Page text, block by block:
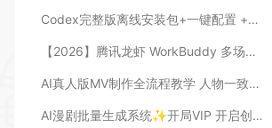
Codex完整版离线安装包+一键配置 +进阶ccswitch 软件包+基础引导教程
【2026】腾讯龙虾 WorkBuddy 多场景 AI 办公新范式实战
AI真人版MV制作全流程教学 人物一致性技巧（视频文档）
AI漫剧批量生成系统✨开局VIP 开启创作自由